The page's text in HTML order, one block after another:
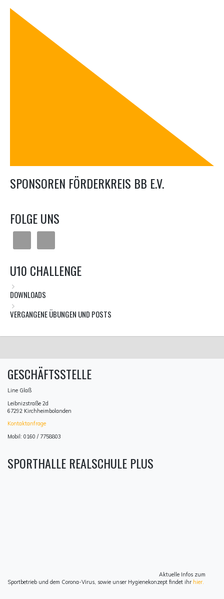
SPONSOREN FÖRDERKREIS BB E.V.
FOLGE UNS
U10 CHALLENGE
DOWNLOADS
VERGANGENE ÜBUNGEN UND POSTS
GESCHÄFTSSTELLE
Line Glaß
Leibnizstraße 2d
67292 Kirchheimbolanden
Kontaktanfrage
Mobil: 0160 / 7758803
SPORTHALLE REALSCHULE PLUS
Aktuelle Infos zum
Sportbetrieb und dem Corona-Virus, sowie unser Hygienekonzept findet ihr hier.